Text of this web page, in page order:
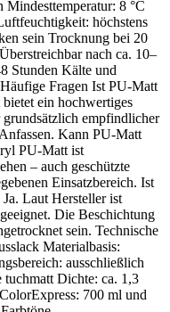
Mindesttemperatur: 8 °C
höchstens
sein Trocknung bei 20
nach ca. 10–
Stunden Kälte und
Fragen Ist PU-Matt
ein hochwertiges
empfindlicher
Kann PU-Matt
PU-Matt ist
– auch geschützte
Einsatzbereich. Ist
Laut Hersteller ist
Die Beschichtung
sein. Technische
Materialbasis:
ausschließlich
tuchmatt Dichte: ca. 1,3
700 ml und